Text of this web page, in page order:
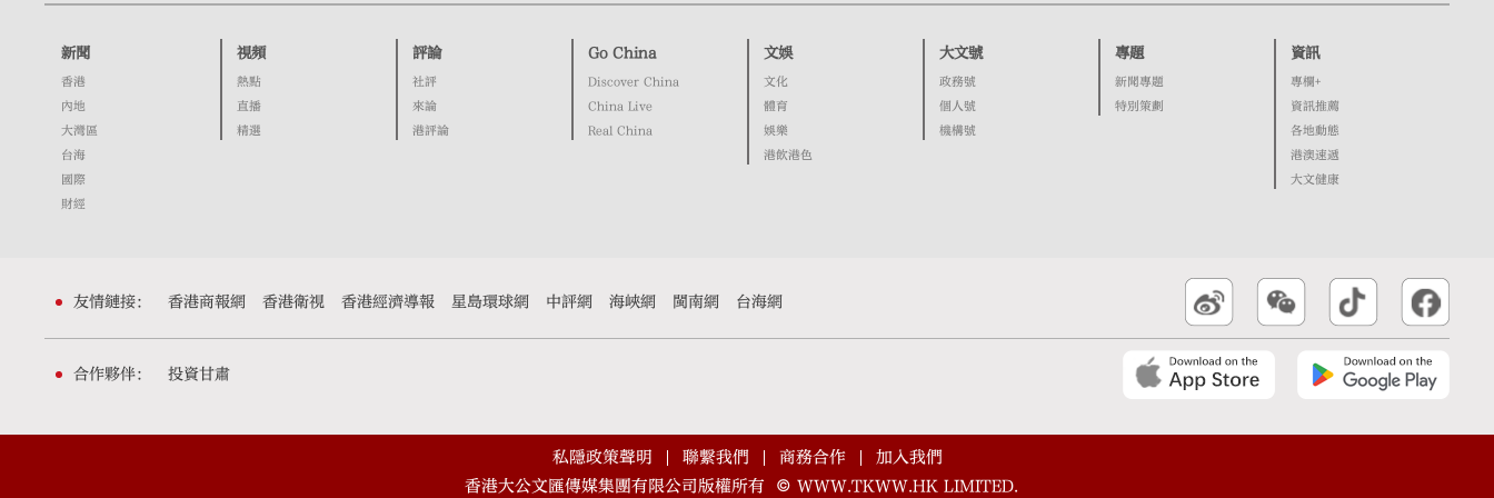
新聞
香港
內地
大灣區
台海
國際
財經
視頻
熱點
直播
精選
評論
社評
來論
港評論
Go China
Discover China
China Live
Real China
文娛
文化
體育
娛樂
港飲港色
大文號
政務號
個人號
機構號
專題
新聞專題
特別策劃
資訊
專欄+
資訊推薦
各地動態
港澳速遞
大文健康
友情鏈接： 香港商報網 香港衛視 香港經濟導報 星島環球網 中評網 海峽網 閩南網 台海網
合作夥伴： 投資甘肅
私隱政策聲明 聯繫我們 商務合作
加入我們
香港大公文匯傳媒集團有限公司版權所有 © WWW.TKWW.HK LIMITED.